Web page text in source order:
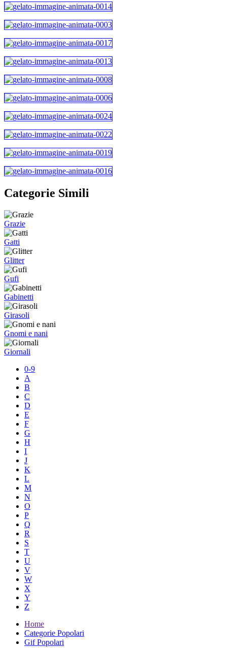
Categorie Simili
Grazie
Gatti
Glitter
Gufi
Gabinetti
Girasoli
Gnomi e nani
Giornali
0-9
A
B
C
D
E
F
G
H
I
J
K
L
M
N
O
P
Q
R
S
T
U
V
W
X
Y
Z
Home
Categorie Popolari
Gif Popolari